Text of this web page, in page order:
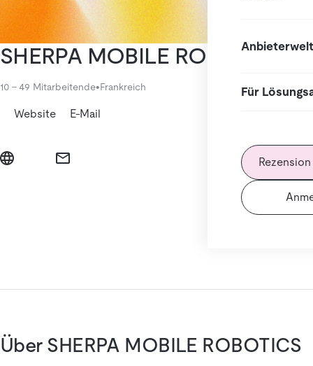
Anbieterwelt
Für
SHERPA MOBILE ROBOTICS
10 - 49 Mitarbeitende•Frankreich
Website E-Mail
Über SHERPA MOBILE ROBOTICS